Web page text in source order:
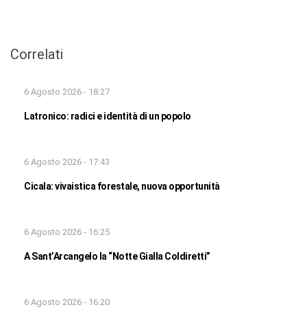
Correlati
6 Agosto 2026 - 18:27
Latronico: radici e identità di un popolo
6 Agosto 2026 - 17:43
Cicala: vivaistica forestale, nuova opportunità
6 Agosto 2026 - 16:25
A Sant’Arcangelo la “Notte Gialla Coldiretti”
6 Agosto 2026 - 16:20